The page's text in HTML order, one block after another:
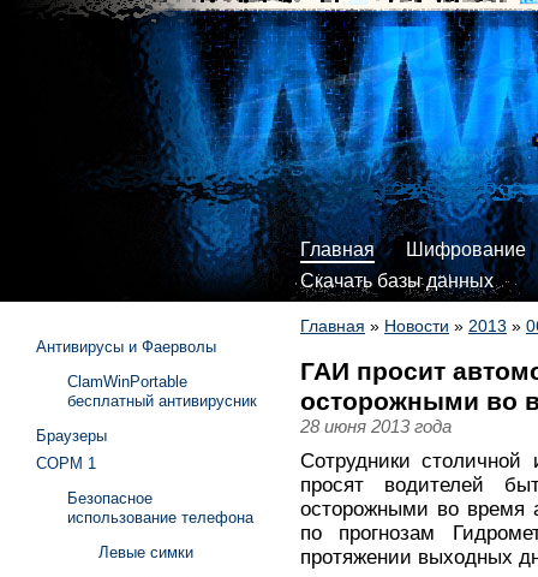
Главная
Шифрование
Скачать базы данных
Главная » Новости » 2013 »
ГАИ просит
осторожными во
28 июня 2013 года
Сотрудники столичной
просят водителей
осторожными во время
по прогнозам
протяжении выходных
Антивирусы и Фаерволы
ClamWinPortable
бесплатный антивирусник
Браузеры
СОРМ 1
Безопасное
использование телефона
Левые симки